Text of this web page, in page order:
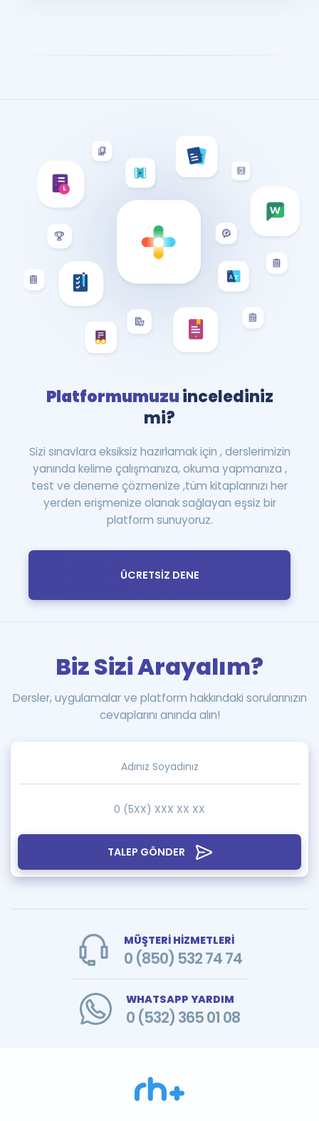
Platformumuzuincelediniz
mi?
Sizi sınavlara eksiksiz hazırlamak için , derslerimizin
yanında kelime çalışmanıza, okuma yapmanıza ,
test ve deneme çözmenize ,tüm kitaplarınızı her
yerden erişmenize olanak sağlayan eşsiz bir
platform sunuyoruz.
ÜCRETSİZ DENE
TALEP GÖNDER
Biz Sizi Arayalım?
Dersler, uygulamalar ve platform hakkındaki sorularınızın
cevaplarını anında alın!
MÜŞTERİ HİZMETLERİ
0 (850) 532 74 74
WHATSAPP YARDIM
0 (532) 365 01 08